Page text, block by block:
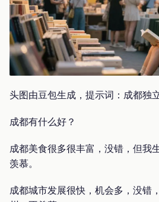
头图由豆包生成，提示词：成都独
成都有什么好？
成都美食很多很丰富，没错，但我
羡慕。
成都城市发展很快，机会多，没错